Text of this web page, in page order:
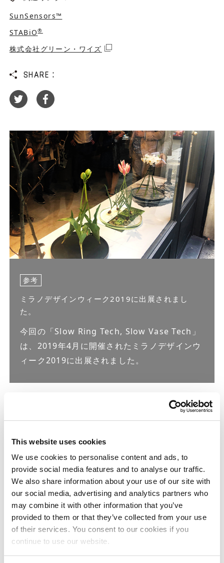
This website uses cookies
We use cookies to personalise content and ads, to
provide social media features and to analyse our traffic.
We also share information about your use of our site with
our social media, advertising and analytics partners who
may combine it with other information that you’ve
provided to them or that they’ve collected from your use
of their services. You consent to our cookies if you
continue to use our website.
SunSensors™
STABiO®
株式会社グリーン・ワイズ
SHARE :
参考
ミラノデザインウィーク2019に出展されまし
た。
今回の「Slow Ring Tech, Slow Vase Tech」
は、2019年4月に開催されたミラノデザインウ
ィーク2019に出展されました。
クリエイティブパートナー
1905年創立。2002年株式会社グリーン・ワイズに社
名変更。
室内・屋外緑化・舞台造園などの緑化事業を展開す
る。身近にある本来の自然を切り取り、ライフスタ
イルやインテリアに取り入れる「スローグリーン」
をテーマに、自然でいられる、自然とつながる、暮